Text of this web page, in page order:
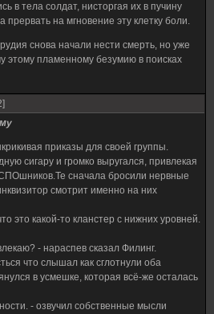
в тела солдат, нисторгая их в пучину
на мгновение эту клетку боли.
снова начали нести смерть, но уже
этому пламенному безумию в поисках
приказы для своей группы.
сигару и громко выругался, привлекая
сначала бросили нервные
смотрит именно на них
это какой-то кланстер с нижних уровней.
- нараспев сказал Филинг.
что слышал как сглотнули оба
в усмешке, которая всё-же осталась
- озвучил собственные мысли